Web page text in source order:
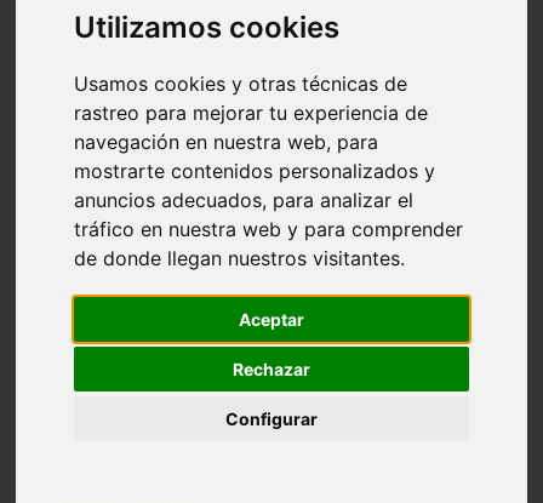
Utilizamos cookies
Usamos cookies y otras técnicas de
rastreo para mejorar tu experiencia de
navegación en nuestra web, para
mostrarte contenidos personalizados y
anuncios adecuados, para analizar el
tráfico en nuestra web y para comprender
de donde llegan nuestros visitantes.
Aceptar
Rechazar
Configurar
Cantabria - suances
Sevilla - bormujos
Málaga - júzcar
Huesca - alquézar
Huesca - castejón-de-sos
Lleida - alt-àneu
Córdoba - almedinilla
Navarra - zangoza
Cantabria - arenas-de-iguña
Barcelona - la-pobla-de-lillet
Murcia - cartagena
Madrid - nuevo-baztán